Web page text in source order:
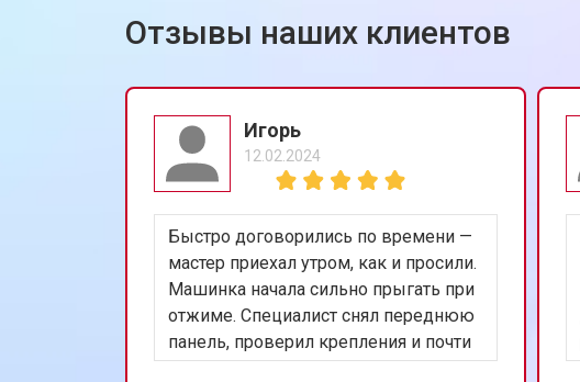
Отзывы наших клиентов
Игорь
12.02.2024
Быстро договорились по времени —
мастер приехал утром, как и просили.
Машинка начала сильно прыгать при
отжиме. Специалист снял переднюю
панель, проверил крепления и почти
сразу нашёл проблему в